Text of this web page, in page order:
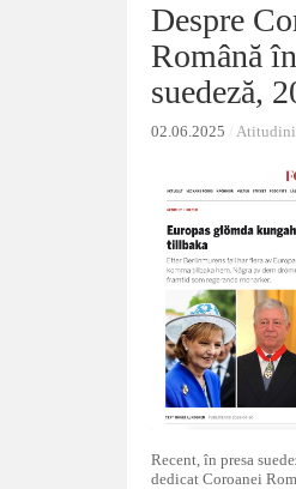
Despre
Română
suedeză,
02.06.2025 Atitudini
Recent, în presa
dedicat Coroanei
Despre
Română
suedeză,
02.06.2025 Atitudini